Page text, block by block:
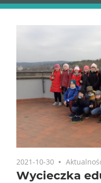
2021-10-30
Wycieczka